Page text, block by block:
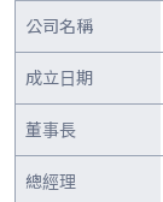
公司名稱
成立日期
董事長
總經理